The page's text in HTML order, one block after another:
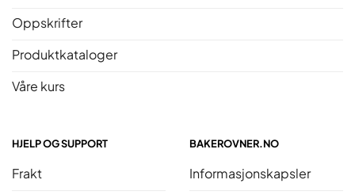
Oppskrifter
Produktkataloger
Våre kurs
HJELP OG SUPPORT
Frakt
BAKEROVNER.NO
Informasjonskapsler